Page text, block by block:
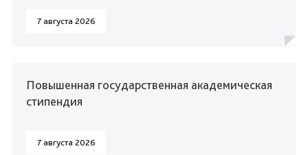
7 августа 2026
Повышенная государственная академическая
стипендия
7 августа 2026